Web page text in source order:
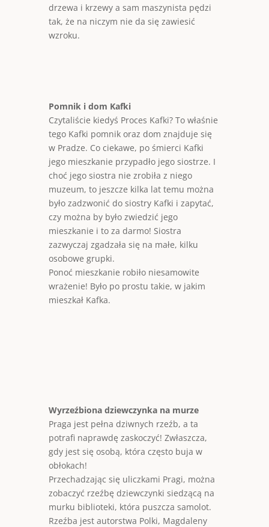
drzewa i krzewy a sam maszynista pędzi
tak, że na niczym nie da się zawiesić
wzroku.
Pomnik i dom Kafki
Czytaliście kiedyś Proces Kafki? To właśnie
tego Kafki pomnik oraz dom znajduje się
w Pradze. Co ciekawe, po śmierci Kafki
jego mieszkanie przypadło jego siostrze. I
choć jego siostra nie zrobiła z niego
muzeum, to jeszcze kilka lat temu można
było zadzwonić do siostry Kafki i zapytać,
czy można by było zwiedzić jego
mieszkanie i to za darmo! Siostra
zazwyczaj zgadzała się na małe, kilku
osobowe grupki.
Ponoć mieszkanie robiło niesamowite
wrażenie! Było po prostu takie, w jakim
mieszkał Kafka.
Wyrzeźbiona dziewczynka na murze
Praga jest pełna dziwnych rzeźb, a ta
potrafi naprawdę zaskoczyć! Zwłaszcza,
gdy jest się osobą, która często buja w
obłokach!
Przechadzając się uliczkami Pragi, można
zobaczyć rzeźbę dziewczynki siedzącą na
murku biblioteki, która puszcza samolot.
Rzeźba jest autorstwa Polki, Magdaleny